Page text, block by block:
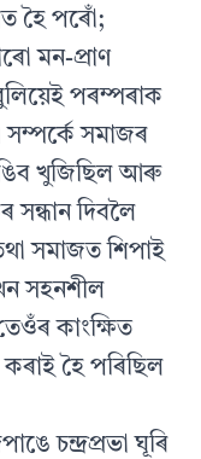
হৈ পৰোঁ;
মন-প্ৰাণ
পৰম্পৰাক
সম্পৰ্কে সমাজৰ
খুজিছিল আৰু
দিবলৈ
সমাজত শিপাই
সহনশীল
কাংক্ষিত
হৈ পৰিছিল
চন্দ্ৰপ্ৰভা ঘূৰি